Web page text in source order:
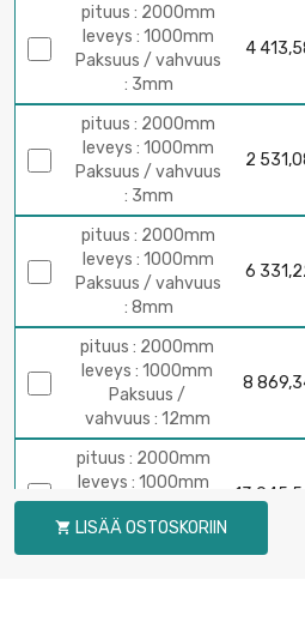
pituus : 2000mm
leveys : 1000mm
Paksuus / vahvuus
: 3mm
4
pituus : 2000mm
leveys : 1000mm
Paksuus / vahvuus
: 3mm
2
pituus : 2000mm
leveys : 1000mm
Paksuus / vahvuus
: 8mm
6
pituus : 2000mm
leveys : 1000mm
Paksuus /
vahvuus : 12mm
8
pituus : 2000mm
leveys : 1000mm
Paksuus /
vahvuus : 20mm
13
 LISÄÄ OSTOSKORIIN